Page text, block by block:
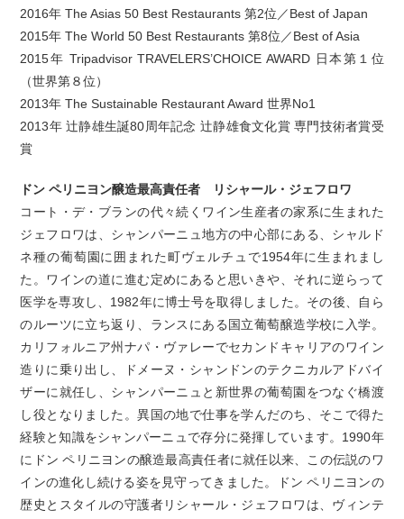
2016年 The Asias 50 Best Restaurants 第2位／Best of Japan
2015年 The World 50 Best Restaurants 第8位／Best of Asia
2015年 Tripadvisor TRAVELERS’CHOICE AWARD 日本第１位
（世界第８位）
2013年 The Sustainable Restaurant Award 世界No1
2013年 辻静雄生誕80周年記念 辻静雄食文化賞 専門技術者賞受
賞
ドン ペリニヨン醸造最高責任者 リシャール・ジェフロワ
コート・デ・ブランの代々続くワイン生産者の家系に生まれた
ジェフロワは、シャンパーニュ地方の中心部にある、シャルド
ネ種の葡萄園に囲まれた町ヴェルチュで1954年に生まれまし
た。ワインの道に進む定めにあると思いきや、それに逆らって
医学を専攻し、1982年に博士号を取得しました。その後、自ら
のルーツに立ち返り、ランスにある国立葡萄醸造学校に入学。
カリフォルニア州ナパ・ヴァレーでセカンドキャリアのワイン
造りに乗り出し、ドメーヌ・シャンドンのテクニカルアドバイ
ザーに就任し、シャンパーニュと新世界の葡萄園をつなぐ橋渡
し役となりました。異国の地で仕事を学んだのち、そこで得た
経験と知識をシャンパーニュで存分に発揮しています。1990年
にドン ペリニヨンの醸造最高責任者に就任以来、この伝説のワ
インの進化し続ける姿を見守ってきました。ドン ペリニヨンの
歴史とスタイルの守護者リシャール・ジェフロワは、ヴィンテ